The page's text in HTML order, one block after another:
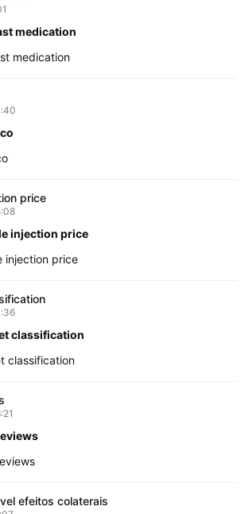
medication
medication
price
injection price
injection price
classification
classification
efeitos colaterais